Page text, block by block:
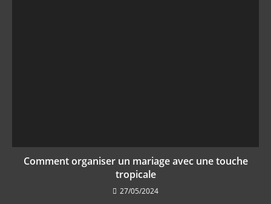
Comment organiser un mariage avec une touche
tropicale
27/05/2024